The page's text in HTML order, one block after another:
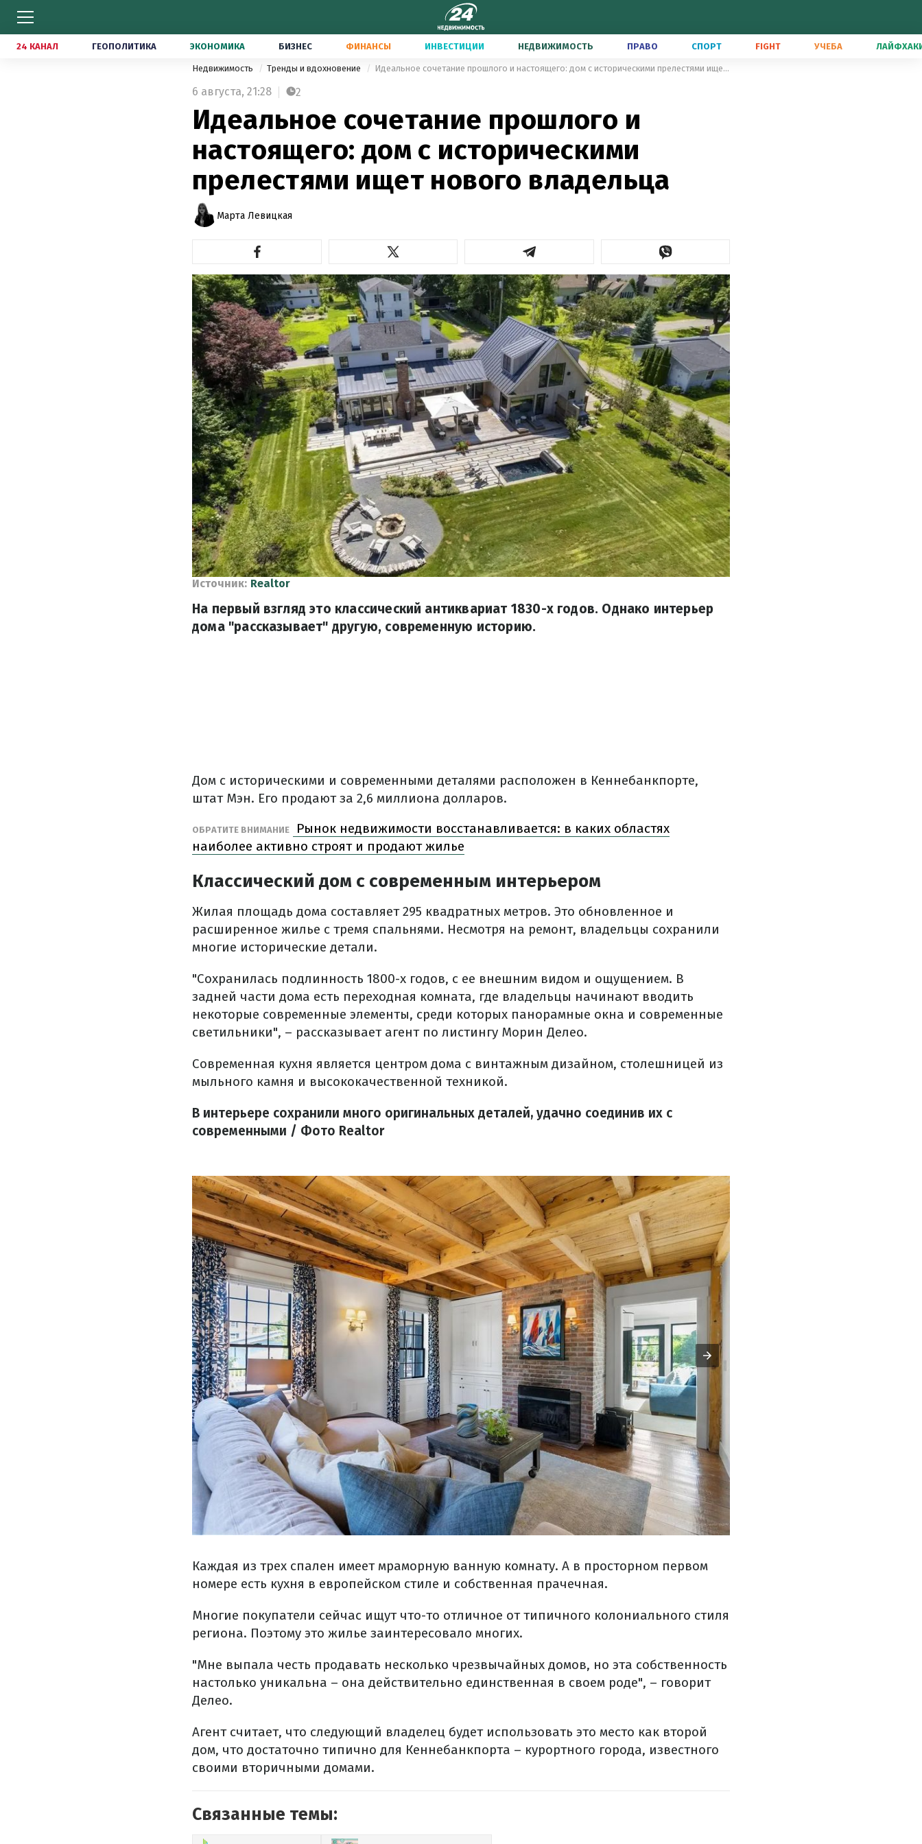
24 КАНАЛ ГЕОПОЛИТИКА ЭКОНОМИКА БИЗНЕС ФИНАНСЫ ИНВЕСТИЦИИ НЕДВИЖИМОСТЬ ПРАВО СПОРТ FIGHT УЧЕБА
Недвижимость Тренды и вдохновение Идеальное сочетание прошлого и настоящего: дом с историческими прелестями ищет нового владельца
6 августа, 21:28 2
Идеальное сочетание прошлого и
настоящего: дом с историческими
прелестями ищет нового владельца
Марта Левицкая
Источник: Realtor
На первый взгляд это классический антиквариат 1830-х годов. Однако интерьер
дома "рассказывает" другую, современную историю.
Дом с историческими и современными деталями расположен в Кеннебанкпорте,
штат Мэн. Его продают за 2,6 миллиона долларов.
ОБРАТИТЕ ВНИМАНИЕ
Рынок недвижимости восстанавливается: в каких областях
наиболее активно строят и продают жилье
Классический дом с современным интерьером
Жилая площадь дома составляет 295 квадратных метров. Это обновленное и
расширенное жилье с тремя спальнями. Несмотря на ремонт, владельцы сохранили
многие исторические детали.
"Сохранилась подлинность 1800-х годов, с ее внешним видом и ощущением. В
задней части дома есть переходная комната, где владельцы начинают вводить
некоторые современные элементы, среди которых панорамные окна и современные
светильники", – рассказывает агент по листингу Морин Делео.
Современная кухня является центром дома с винтажным дизайном, столешницей из
мыльного камня и высококачественной техникой.
В интерьере сохранили много оригинальных деталей, удачно соединив их с
современными / Фото Realtor
Каждая из трех спален имеет мраморную ванную комнату. А в просторном первом
номере есть кухня в европейском стиле и собственная прачечная.
Многие покупатели сейчас ищут что-то отличное от типичного колониального стиля
региона. Поэтому это жилье заинтересовало многих.
"Мне выпала честь продавать несколько чрезвычайных домов, но эта собственность
настолько уникальна – она действительно единственная в своем роде", – говорит
Делео.
Агент считает, что следующий владелец будет использовать это место как второй
дом, что достаточно типично для Кеннебанкпорта – курортного города, известного
своими вторичными домами.
Связанные темы: